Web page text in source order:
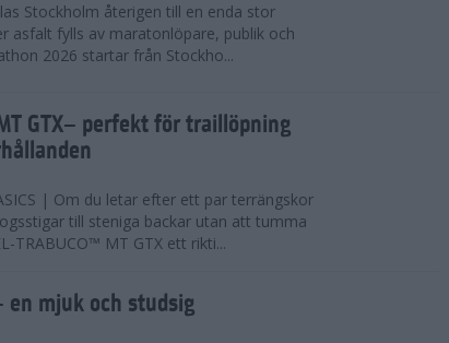
Stockholm återigen till en enda stor
asfalt fylls av maratonlöpare, publik och
2026 startar från Stockho...
MT GTX– perfekt för traillöpning
| Om du letar efter ett par terrängskor
till steniga backar utan att tumma
TRABUCO™ MT GTX ett rikti...
en mjuk och studsig